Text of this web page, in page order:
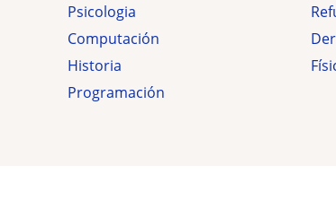
Psicologia
Computación
Historia
Programación